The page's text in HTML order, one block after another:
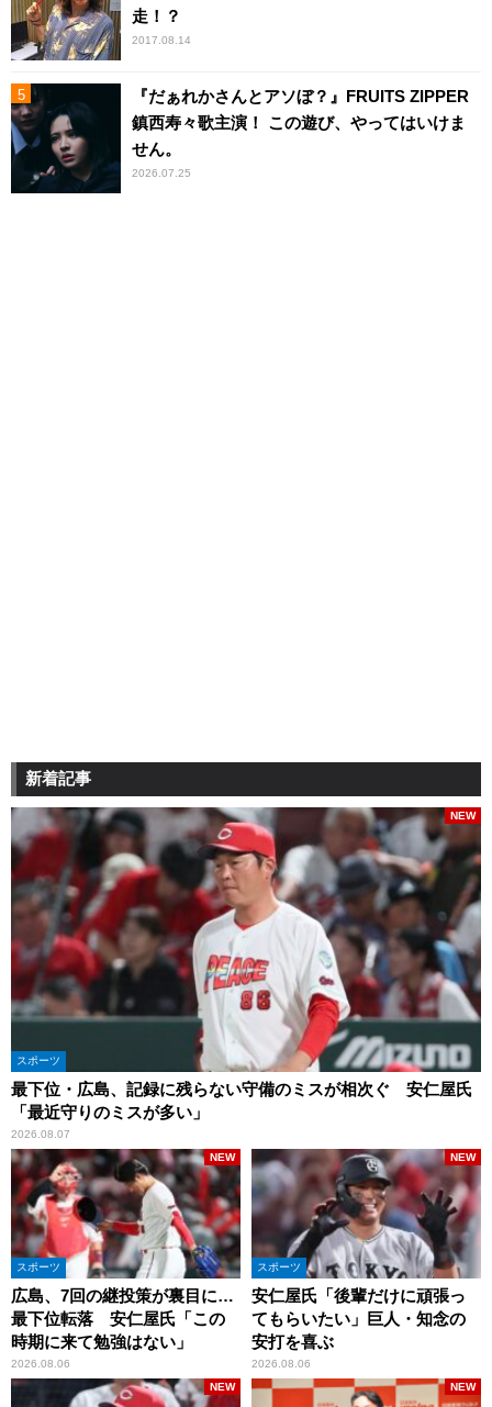
走！？
2017.08.14
『だぁれかさんとアソぼ？』FRUITS ZIPPER
鎮西寿々歌主演！ この遊び、やってはいけま
せん。
2026.07.25
新着記事
スポーツ
最下位・広島、記録に残らない守備のミスが相次ぐ 安仁屋氏
「最近守りのミスが多い」
2026.08.07
NEW
スポーツ
広島、7回の継投策が裏目に…
最下位転落 安仁屋氏「この
時期に来て勉強はない」
2026.08.06
NEW
スポーツ
安仁屋氏「後輩だけに頑張っ
てもらいたい」巨人・知念の
安打を喜ぶ
2026.08.06
NEW
NEW NEW